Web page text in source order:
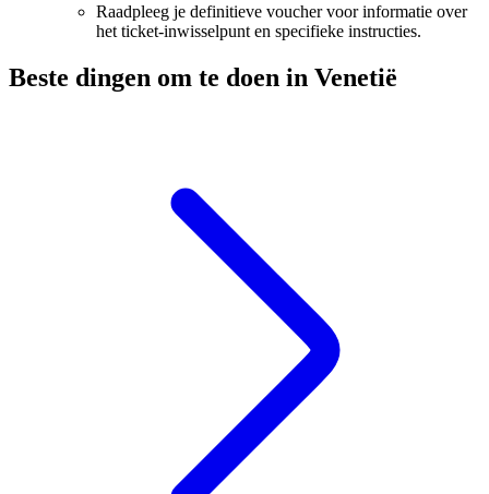
Raadpleeg je definitieve voucher voor informatie over
het ticket-inwisselpunt en specifieke instructies.
Beste dingen om te doen in Venetië